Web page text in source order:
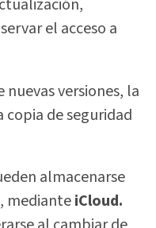
el acceso a
versiones, la
copia de seguridad
almacenarse
medianteiCloud.